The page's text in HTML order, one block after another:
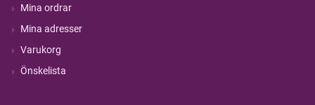
Mina ordrar
Mina adresser
Varukorg
Önskelista